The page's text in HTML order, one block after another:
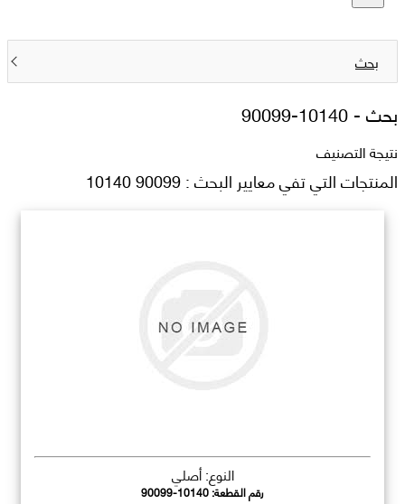
بحث
بحث -90099-10140
نتيجة التصنيف
المنتجات التي تفي معايير البحث : 90099 10140
النوع: أصلي
رقم القطعة:90099-10140